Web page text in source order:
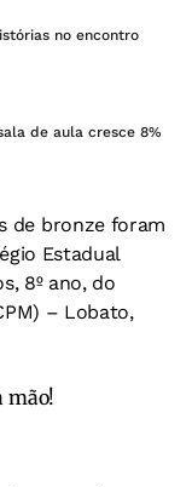
no encontro
de aula cresce 8%
de bronze foram
Estadual
8º ano, do
– Lobato,
mão!